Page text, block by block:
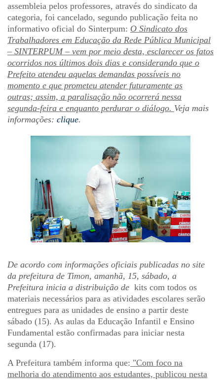
assembleia pelos professores, através do sindicato da
categoria, foi cancelado, segundo publicação feita no
informativo oficial do Sinterpum: O Sindicato dos
Trabalhadores em Educação da Rede Pública Municipal
– SINTERPUM – vem por meio desta, esclarecer os fatos
ocorridos nos últimos dois dias e considerando que o
Prefeito atendeu aquelas demandas possíveis no
momento e que prometeu atender futuramente as
outras; assim, a paralisação não ocorrerá nessa
segunda-feira e enquanto perdurar o diálogo. Veja mais
informações: clique.
De acordo com informações oficiais publicadas no site
da prefeitura de Timon, amanhã, 15, sábado, a
Prefeitura inicia a distribuição de kits com todos os
materiais necessários para as atividades escolares serão
entregues para as unidades de ensino a partir deste
sábado (15). As aulas da Educação Infantil e Ensino
Fundamental estão confirmadas para iniciar nesta
segunda (17).
A Prefeitura também informa que: "Com foco na
melhoria do atendimento aos estudantes, publicou nesta